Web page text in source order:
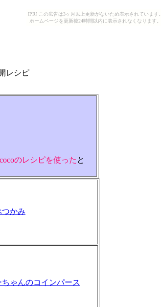
[PR] この広告は3ヶ月以上更新がないため表示されています。
ホームページを更新後24時間以内に表示されなくなります。
レシピ
のレシピを使った と
つかみ
ちゃんのコインパース